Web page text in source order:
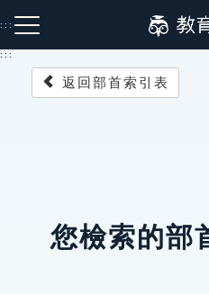
到
主
:::
:::
返回部首索引表
您檢索的部